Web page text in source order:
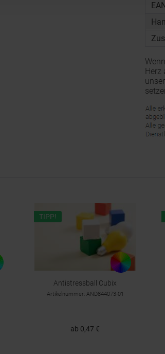
Herz
TIPP!
Antistressball Cubix
Artikelnummer: AND844073-01
ab 0,47 €